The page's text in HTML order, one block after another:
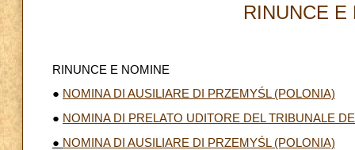
RINUNCE E
RINUNCE E NOMINE
● NOMINA DI AUSILIARE DI PRZEMYŚL (POLONIA)
● NOMINA DI PRELATO UDITORE DEL TRIBUNALE
● NOMINA DI AUSILIARE DI PRZEMYŚL (POLONIA)